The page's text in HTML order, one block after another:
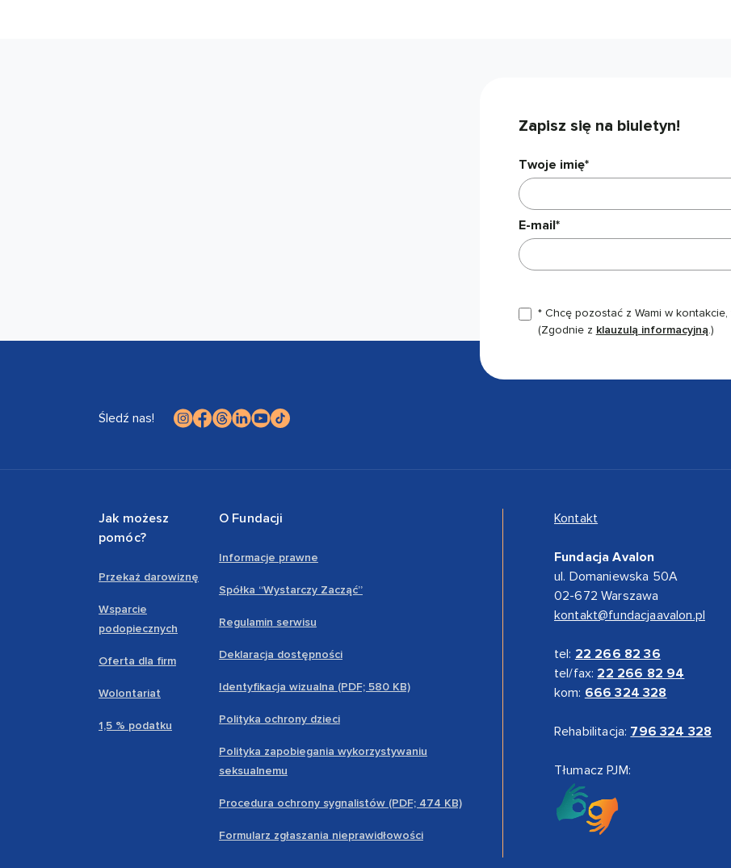
Zapisz się na biuletyn!
Twoje imię*
E-mail*
* Chcę pozostać z Wami w
(Zgodnie z klauzulą informacyjną.)
Śledź nas!
Jak możesz
pomóc?
Przekaż darowiznę
Wsparcie
podopiecznych
Oferta dla firm
Wolontariat
1,5 % podatku
O Fundacji
Informacje prawne
Spółka “Wystarczy Zacząć”
Regulamin serwisu
Deklaracja dostępności
Identyfikacja wizualna (PDF; 580 KB)
Polityka ochrony dzieci
Polityka zapobiegania wykorzystywaniu
seksualnemu
Procedura ochrony sygnalistów (PDF; 474 KB)
Formularz zgłaszania nieprawidłowości
Kontakt
Fundacja Avalon
ul. Domaniewska 50A
02-672 Warszawa
kontakt@fundacjaavalon.pl
tel: 22 266 82 36
tel/fax: 22 266 82 94
kom: 666 324 328
Rehabilitacja: 796 324 328
Tłumacz PJM: